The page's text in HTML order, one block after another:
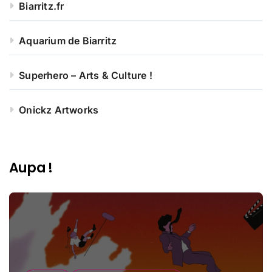
Biarritz.fr
Aquarium de Biarritz
Superhero – Arts & Culture !
Onickz Artworks
Aupa !